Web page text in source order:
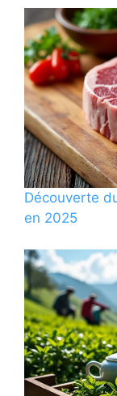
Découverte
en 2025